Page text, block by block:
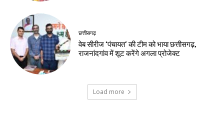
छत्तीसगढ़
वेब सीरीज ‘पंचायत’ की टीम को भाया छत्तीसगढ़,
राजनांदगांव में शूट करेंगे अगला प्रोजेक्ट
Load more